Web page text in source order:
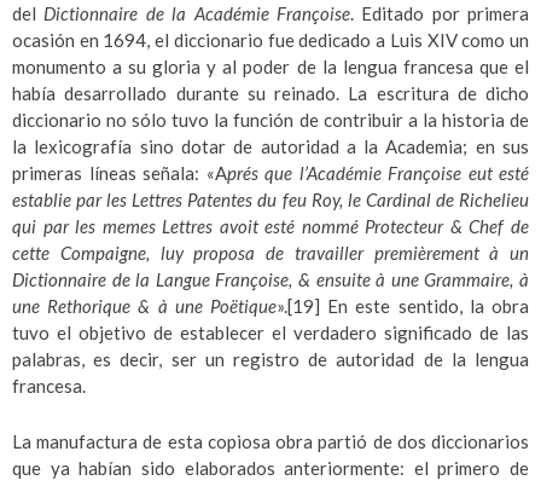
del Dictionnaire de la Académie Françoise. Editado por primera
ocasión en 1694, el diccionario fue dedicado a Luis XIV como un
monumento a su gloria y al poder de la lengua francesa que el
había desarrollado durante su reinado. La escritura de dicho
diccionario no sólo tuvo la función de contribuir a la historia de
la lexicografía sino dotar de autoridad a la Academia; en sus
primeras líneas señala: «Aprés que l’Académie Françoise eut esté
establie par les Lettres Patentes du feu Roy, le Cardinal de Richelieu
qui par les memes Lettres avoit esté nommé Protecteur & Chef de
cette Compaigne, luy proposa de travailler premièrement à un
Dictionnaire de la Langue Françoise, & ensuite à une Grammaire, à
une Rethorique & à une Poëtique».[19] En este sentido, la obra
tuvo el objetivo de establecer el verdadero significado de las
palabras, es decir, ser un registro de autoridad de la lengua
francesa.
La manufactura de esta copiosa obra partió de dos diccionarios
que ya habían sido elaborados anteriormente: el primero de